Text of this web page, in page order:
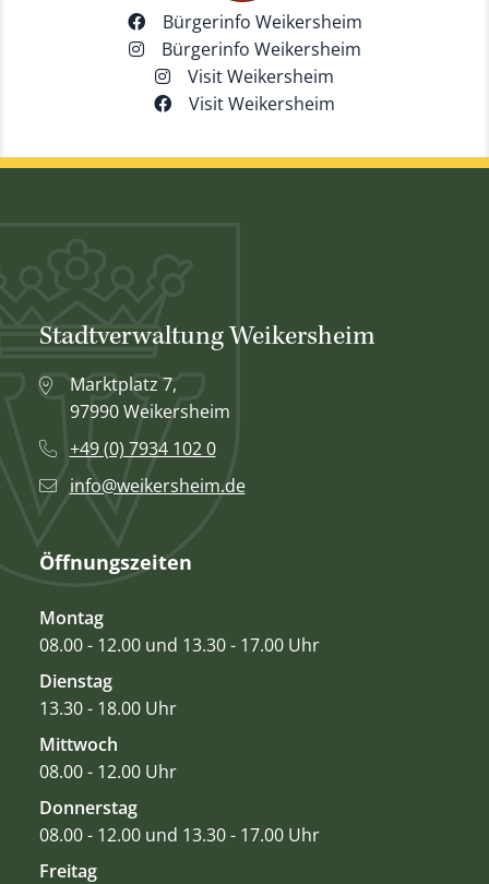
Bürgerinfo Weikersheim
Bürgerinfo Weikersheim
Visit Weikersheim
Visit Weikersheim
Stadtverwaltung Weikersheim
Marktplatz 7,
97990 Weikersheim
+49 (0) 7934 102 0
info@weikersheim.de
Öffnungszeiten
Montag
08.00 - 12.00 und 13.30 - 17.00 Uhr
Dienstag
13.30 - 18.00 Uhr
Mittwoch
08.00 - 12.00 Uhr
Donnerstag
08.00 - 12.00 und 13.30 - 17.00 Uhr
Freitag